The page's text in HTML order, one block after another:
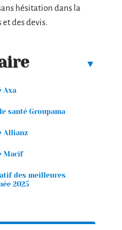
hésitation dans la
des devis.
Axa
santé Groupama
Allianz
Macif
des meilleures
2025